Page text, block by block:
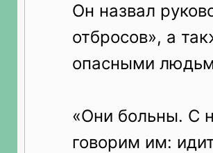
Он назвал
отбросов», а
опасными
«Они больны. С
говорим им: